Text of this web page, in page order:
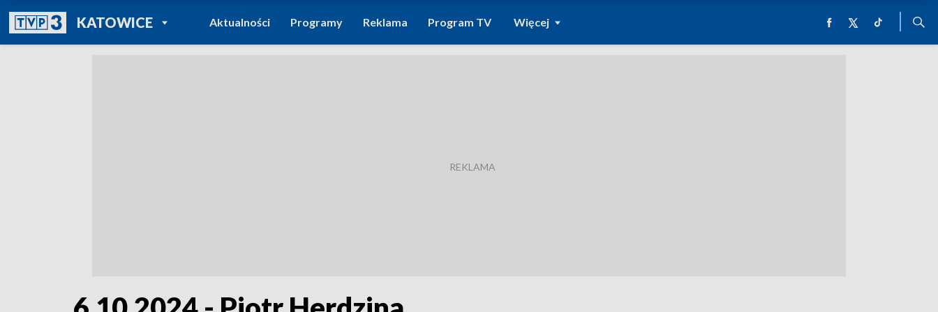
KATOWICEPOWRÓT DO
TVP REGIONY
Aktualności Programy Reklama Program TV Więcej